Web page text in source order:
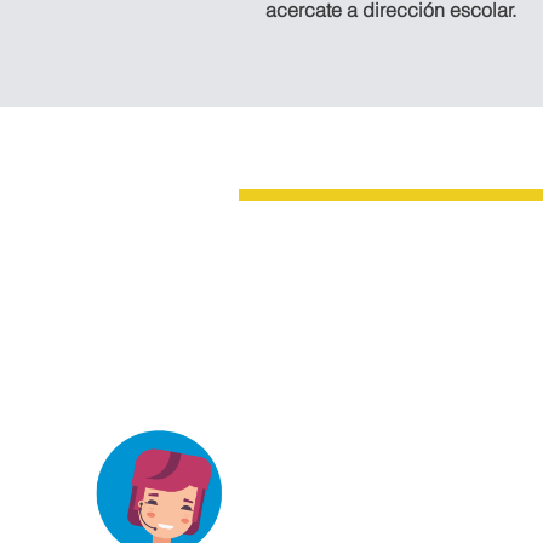
acercate a dirección escolar.